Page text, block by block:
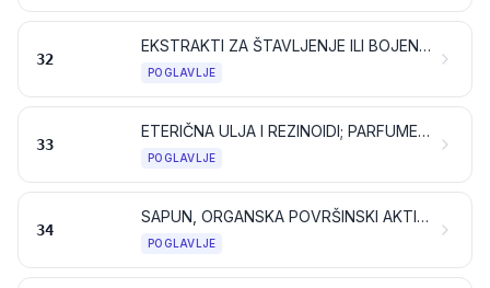
32
EKSTRAKTI ZA ŠTAVLJENJE ILI BOJENJE; TANINI I NJIHOVI DERIVATI; BOJILA, PIGMENTI I DRUGE TVARI ZA BOJENJE; BOJE I LAKOVI; KITOVI I DRUGE MASE ZA BRTVLJENJE; TISKARSKE BOJE I TINTE
POGLAVLJE
33
ETERIČNA ULJA I REZINOIDI; PARFUMERIJSKI, KOZMETIČKI ILI TOALETNI PROIZVODI
POGLAVLJE
34
SAPUN, ORGANSKA POVRŠINSKI AKTIVNA SREDSTVA, PRIPRAVCI ZA PRANJE, PRIPRAVCI ZA PODMAZIVANJE, UMJETNI VOSKOVI, PRIPREMLJENI VOSKOVI, PRIPRAVCI ZA POLIRANJE ILI RIBANJE, SVIJEĆE I SLIČNI PROIZVODI, PASTE ZA MODELIRANJE, „ZUBARSKI VOSKOVI” TE ZUBARSKI PRIPRAVCI NA OSNOVI SADRE
POGLAVLJE